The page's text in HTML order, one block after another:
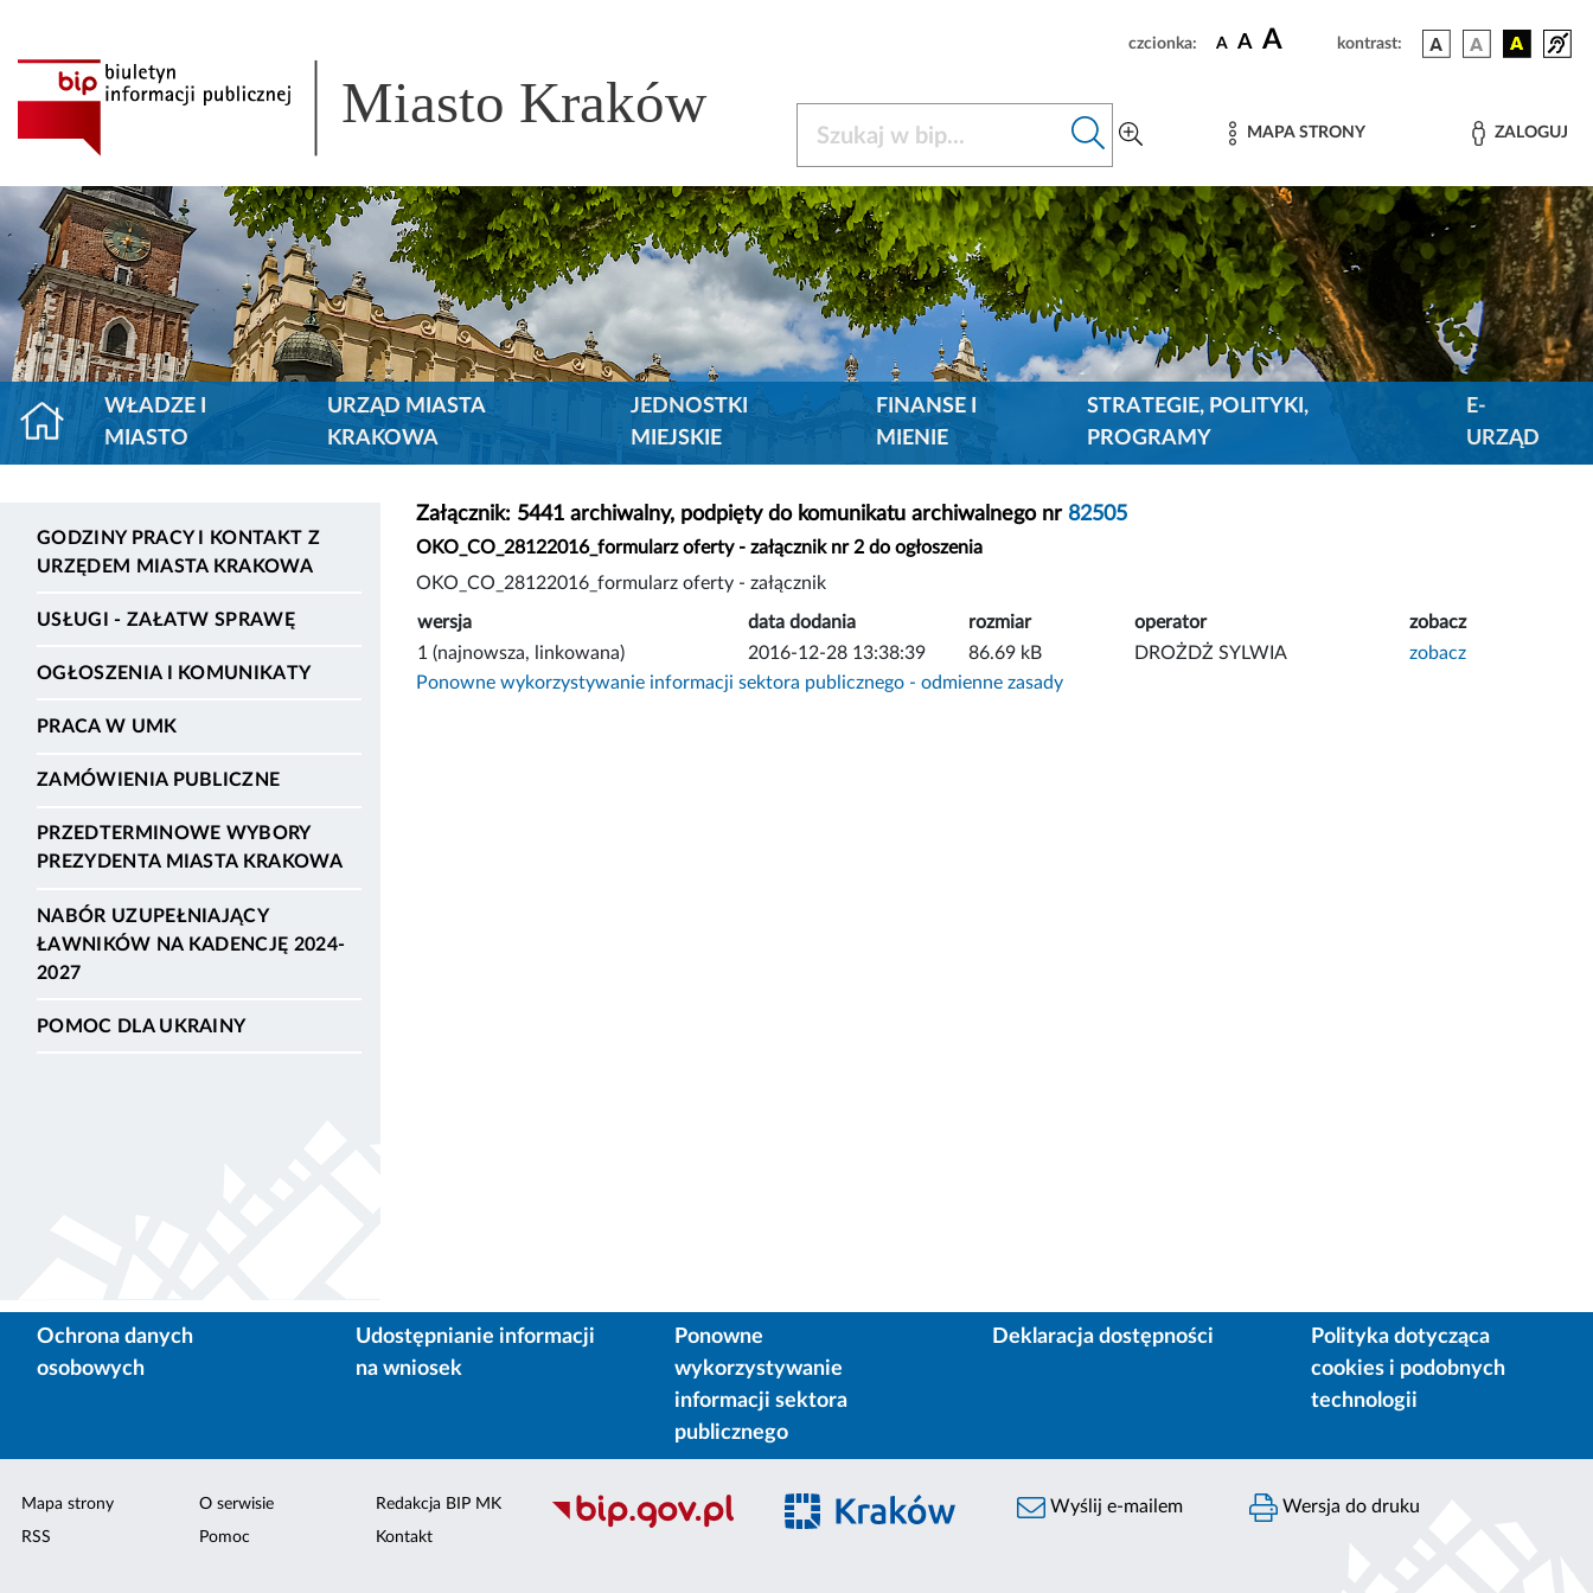
czcionka: A A A kontrast:
Miasto Kraków MAPA STRONY ZALOGUJ
WŁADZE I
MIASTO
URZĄD MIASTA
KRAKOWA
JEDNOSTKI
MIEJSKIE
FINANSE I
MIENIE
STRATEGIE, POLITYKI,
PROGRAMY
E-
URZĄD
GODZINY PRACY I KONTAKT Z
URZĘDEM MIASTA KRAKOWA
USŁUGI - ZAŁATW SPRAWĘ
OGŁOSZENIA I KOMUNIKATY
PRACA W UMK
ZAMÓWIENIA PUBLICZNE
PRZEDTERMINOWE WYBORY
PREZYDENTA MIASTA KRAKOWA
NABÓR UZUPEŁNIAJĄCY
ŁAWNIKÓW NA KADENCJĘ 2024-
2027
POMOC DLA UKRAINY
Załącznik: 5441 archiwalny, podpięty do komunikatu archiwalnego nr 82505
OKO_CO_28122016_formularz oferty - załącznik nr 2 do ogłoszenia
OKO_CO_28122016_formularz oferty - załącznik
wersja data dodania rozmiar operator
zobacz
1 (najnowsza, linkowana)
2016-12-28 13:38:39 86.69 kB DROŻDŻ SYLWIA
zobacz
Ponowne wykorzystywanie informacji sektora publicznego - odmienne zasady
Ochrona danych
osobowych
Udostępnianie informacji
na wniosek
Ponowne
wykorzystywanie
informacji sektora
publicznego
Deklaracja dostępności
Polityka dotycząca
cookies i podobnych
technologii
Mapa strony
RSS
O serwisie
Pomoc
Redakcja BIP MK
Kontakt
Wyślij e-mailem Wersja do druku